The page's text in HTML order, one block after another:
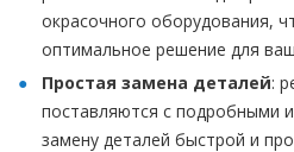
окрасочного оборудования,
оптимальное решение для
Простая замена деталей:
поставляются с подробными
замену деталей быстрой и